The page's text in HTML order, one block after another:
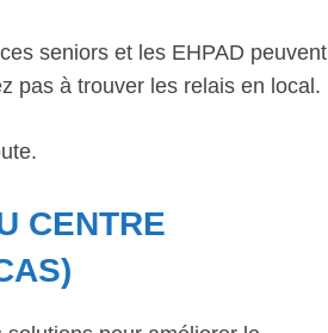
seniors et les EHPAD peuvent
pas à trouver les relais en local.
CENTRE